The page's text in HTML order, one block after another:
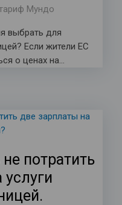
Мундо
выбрать для
Если жители ЕС
о ценах на…
потратить